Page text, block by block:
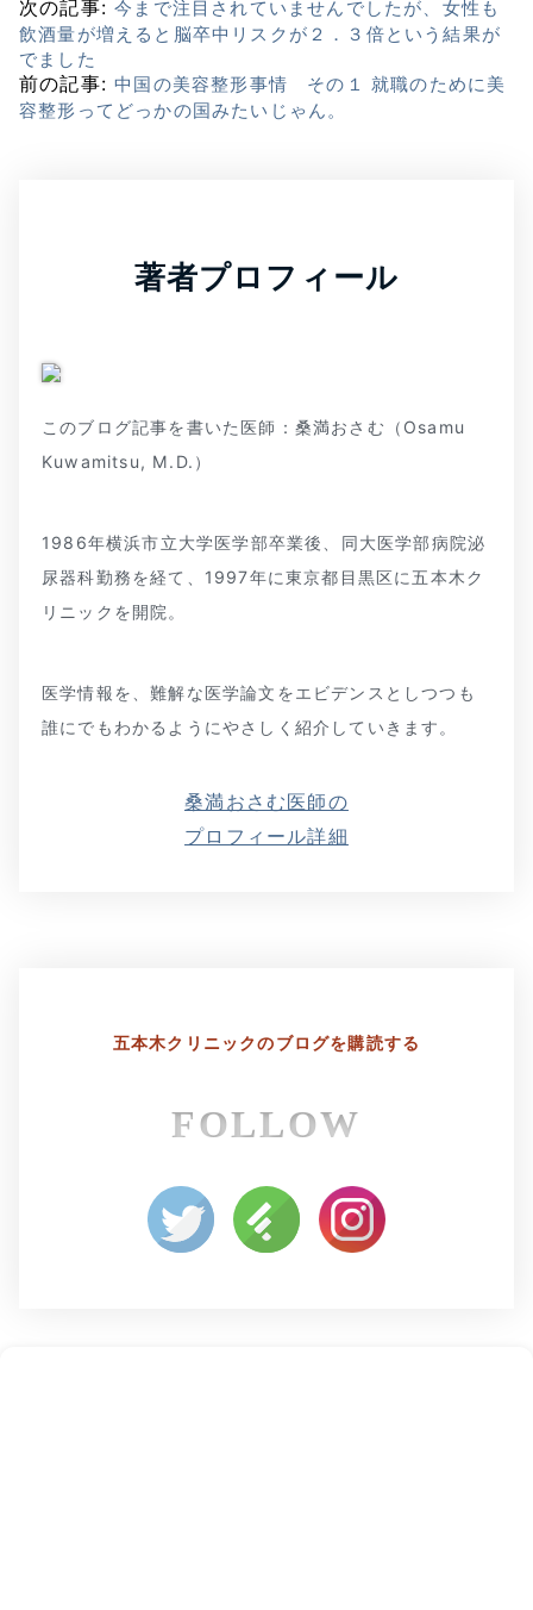
次の記事:今まで注目されていませんでしたが、女性も
飲酒量が増えると脳卒中リスクが２．３倍という結果が
でました
前の記事:中国の美容整形事情 その１ 就職のために美
容整形ってどっかの国みたいじゃん。
著者プロフィール
このブログ記事を書いた医師：桑満おさむ（Osamu
Kuwamitsu, M.D.）
1986年横浜市立大学医学部卒業後、同大医学部病院泌
尿器科勤務を経て、1997年に東京都目黒区に五本木ク
リニックを開院。
医学情報を、難解な医学論文をエビデンスとしつつも
誰にでもわかるようにやさしく紹介していきます。
桑満おさむ医師の
プロフィール詳細
五本木クリニックのブログを購読する
FOLLOW